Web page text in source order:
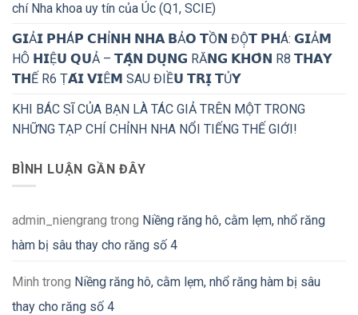
chí Nha khoa uy tín của Úc (Q1, SCIE)
𝗚𝗜Ả𝗜 𝗣𝗛Á𝗣 𝗖𝗛Ỉ𝗡𝗛 𝗡𝗛𝗔 𝗕Ả𝗢 𝗧Ồ𝗡 ĐỘ̣𝗧 𝗣𝗛Á: 𝗚𝗜Ả𝗠
HÔ 𝗛𝗜Ệ𝗨 𝗤𝗨Ả – 𝗧𝗔̣̂𝗡 𝗗𝗨̣𝗡𝗚 RĂ𝗡𝗚 𝗞𝗛𝗢̂𝗡 R8 𝗧𝗛𝗔𝗬
𝗧𝗛Ế R6 Ṭ𝗔́𝗜 𝗩𝗜Ê𝗠 SAU ĐIỀ𝗨 𝗧𝗥𝗜̣ 𝗧Ủ𝗬
KHI BÁC SĨ CỦA BẠN LÀ TÁC GIẢ TRÊN MỘT TRONG
NHỮNG TẠP CHÍ CHỈNH NHA NỔI TIẾNG THẾ GIỚI!
BÌNH LUẬN GẦN ĐÂY
admin_niengrang trong Niềng răng hô, cằm lẹm, nhổ răng
hàm bị sâu thay cho răng số 4
Minh trong Niềng răng hô, cằm lẹm, nhổ răng hàm bị sâu
thay cho răng số 4